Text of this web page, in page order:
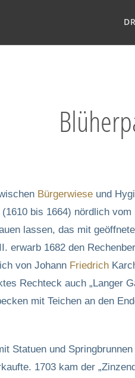
Bürgerwiese und
bis 1664) nördlich
lassen, das mit
erwarb 1682 den
von Johann Friedrich
Rechteck auch „Langer
mit Teichen an den
Statuen und
1703 kam der